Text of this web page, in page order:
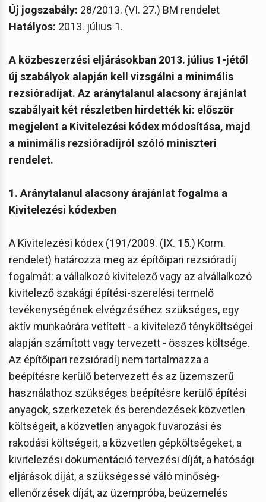
Új jogszabály: 28/2013. (VI. 27.) BM rendelet
Hatályos: 2013. július 1.
A közbeszerzési eljárásokban 2013. július 1-jétől
új szabályok alapján kell vizsgálni a minimális
rezsióradíjat. Az aránytalanul alacsony árajánlat
szabályait két részletben hirdették ki: először
megjelent a Kivitelezési kódex módosítása, majd
a minimális rezsióradíjról szóló miniszteri
rendelet.
1. Aránytalanul alacsony árajánlat fogalma a
Kivitelezési kódexben
A Kivitelezési kódex (191/2009. (IX. 15.) Korm.
rendelet) határozza meg az építőipari rezsióradíj
fogalmát: a vállalkozó kivitelező vagy az alvállalkozó
kivitelező szakági építési-szerelési termelő
tevékenységének elvégzéséhez szükséges, egy
aktív munkaórára vetített - a kivitelező tényköltségei
alapján számított vagy tervezett - összes költsége.
Az építőipari rezsióradíj nem tartalmazza a
beépítésre kerülő betervezett és az üzemszerű
használathoz szükséges beépítésre kerülő építési
anyagok, szerkezetek és berendezések közvetlen
költségeit, a közvetlen anyagok fuvarozási és
rakodási költségeit, a közvetlen gépköltségeket, a
kivitelezési dokumentáció tervezési díját, a hatósági
eljárások díját, a szükségessé váló minőség-
ellenőrzések díját, az üzempróba, beüzemelés